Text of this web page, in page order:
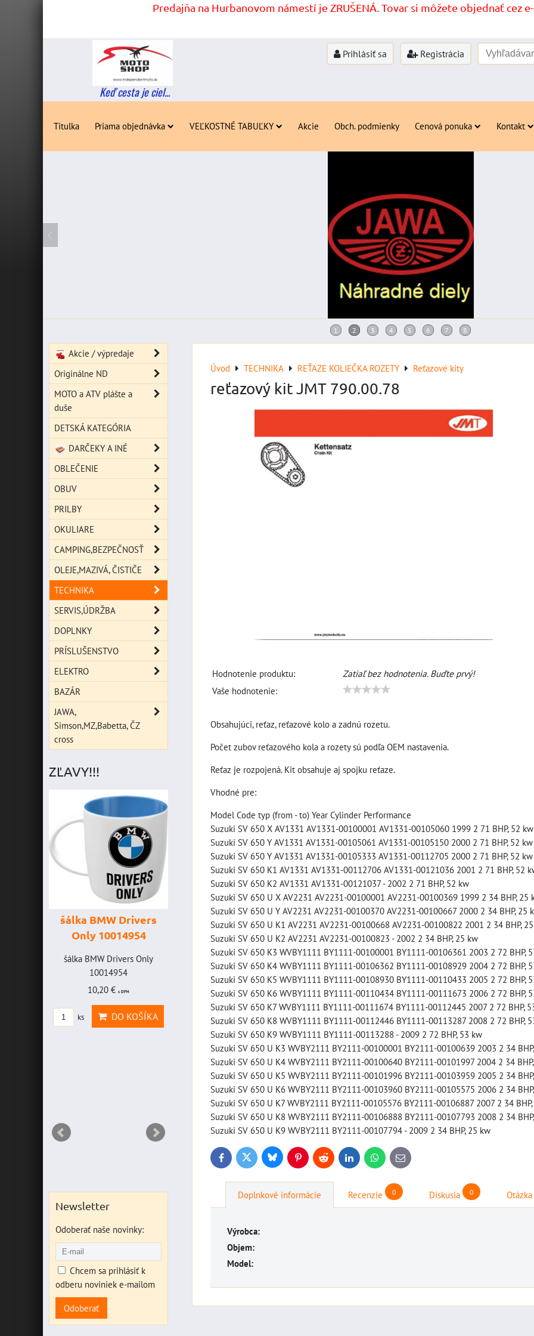
Predajňa na Hurbanovom námestí je ZRUŠENÁ. Tovar si môžete objednať cez
Keď cesta je ciel...
Prihlásiť sa Registrácia
Titulka Priama objednávka VEĽKOSTNÉ TABUĽKY Akcie Obch. podmienky Cenová ponuka Kontakt
Úvod TECHNIKA REŤAZE KOLIEČKA ROZETY Reťazové kity
reťazový kit JMT 790.00.78
Hodnotenie produktu:
Zatiaľ bez hodnotenia. Buďte prvý!
Vaše hodnotenie:
Obsahujúci, reťaz, reťazové kolo a zadnú rozetu.
Počet zubov reťazového kola a rozety sú podľa OEM nastavenia.
Reťaz je rozpojená. Kit obsahuje aj spojku reťaze.
Vhodné pre:
Model Code typ (from - to) Year Cylinder Performance
Suzuki SV 650 X AV1331 AV1331-00100001 AV1331-00105060 1999 2 71 BHP, 52 kw
Suzuki SV 650 Y AV1331 AV1331-00105061 AV1331-00105150 2000 2 71 BHP, 52 kw
Suzuki SV 650 Y AV1331 AV1331-00105333 AV1331-00112705 2000 2 71 BHP, 52 kw
Suzuki SV 650 K1 AV1331 AV1331-00112706 AV1331-00121036 2001 2 71 BHP, 52
Suzuki SV 650 K2 AV1331 AV1331-00121037 - 2002 2 71 BHP, 52 kw
Suzuki SV 650 U X AV2231 AV2231-00100001 AV2231-00100369 1999 2 34 BHP, 25
Suzuki SV 650 U Y AV2231 AV2231-00100370 AV2231-00100667 2000 2 34 BHP, 25
Suzuki SV 650 U K1 AV2231 AV2231-00100668 AV2231-00100822 2001 2 34 BHP,
Suzuki SV 650 U K2 AV2231 AV2231-00100823 - 2002 2 34 BHP, 25 kw
Suzuki SV 650 K3 WVBY1111 BY1111-00100001 BY1111-00106361 2003 2 72 BHP,
Suzuki SV 650 K4 WVBY1111 BY1111-00106362 BY1111-00108929 2004 2 72 BHP,
Suzuki SV 650 K5 WVBY1111 BY1111-00108930 BY1111-00110433 2005 2 72 BHP,
Suzuki SV 650 K6 WVBY1111 BY1111-00110434 BY1111-00111673 2006 2 72 BHP,
Suzuki SV 650 K7 WVBY1111 BY1111-00111674 BY1111-00112445 2007 2 72 BHP,
Suzuki SV 650 K8 WVBY1111 BY1111-00112446 BY1111-00113287 2008 2 72 BHP,
Suzuki SV 650 K9 WVBY1111 BY1111-00113288 - 2009 2 72 BHP, 53 kw
Suzuki SV 650 U K3 WVBY2111 BY2111-00100001 BY2111-00100639 2003 2 34
Suzuki SV 650 U K4 WVBY2111 BY2111-00100640 BY2111-00101997 2004 2 34
Suzuki SV 650 U K5 WVBY2111 BY2111-00101996 BY2111-00103959 2005 2 34
Suzuki SV 650 U K6 WVBY2111 BY2111-00103960 BY2111-00105575 2006 2 34
Suzuki SV 650 U K7 WVBY2111 BY2111-00105576 BY2111-00106887 2007 2 34
Suzuki SV 650 U K8 WVBY2111 BY2111-00106888 BY2111-00107793 2008 2 34
Suzuki SV 650 U K9 WVBY2111 BY2111-00107794 - 2009 2 34 BHP, 25 kw
FacebookTwitter BlueskyPinterestReddit LinkedInWhatsApp
E-
mail
Doplnkové informácie Recenzie 0 Diskusia 0
Výrobca:
Objem:
Model:
Akcie / výpredaje
Originálne ND
MOTO a ATV plášte a
duše
DETSKÁ KATEGÓRIA
DARČEKY A INÉ
OBLEČENIE
OBUV
PRILBY
OKULIARE
CAMPING,BEZPEČNOSŤ
OLEJE,MAZIVÁ, ČISTIČE
TECHNIKA
SERVIS,ÚDRŽBA
DOPLNKY
PRÍSLUŠENSTVO
ELEKTRO
BAZÁR
JAWA,
Simson,MZ,Babetta, ČZ
cross
ZĽAVY!!!
šálka BMW Drivers
Only 10014954
šálka BMW Drivers Only
DO KOŠÍKA
šálka "Yamaha
VR46" 10014772
šálka "Yamaha VR46"
ks DO KOŠÍKA
štartovací box s
digitálnym
voltmetrom + power
banka, štartovací
prúd 4000 A, NOCO
GENIUS BOOST PRO
GB150 (NOCO USA)
BAT998
štartovací box s digitálnym
voltmetrom + power banka,
štartovací...
333,83 € s DPH
ks DO KOŠÍKA
štartovací box +
power banka,
bootovací prúd 400
A, NOCO GB20
BAT997
štartovací box + power
banka, bootovací prúd 400
A, NOCO GB20
109,01 €s DPH
ks DO KOŠÍKA
majú
Newsletter
Odoberať naše novinky:
Chcem sa prihlásiť k
odberu noviniek e-mailom
Odoberať